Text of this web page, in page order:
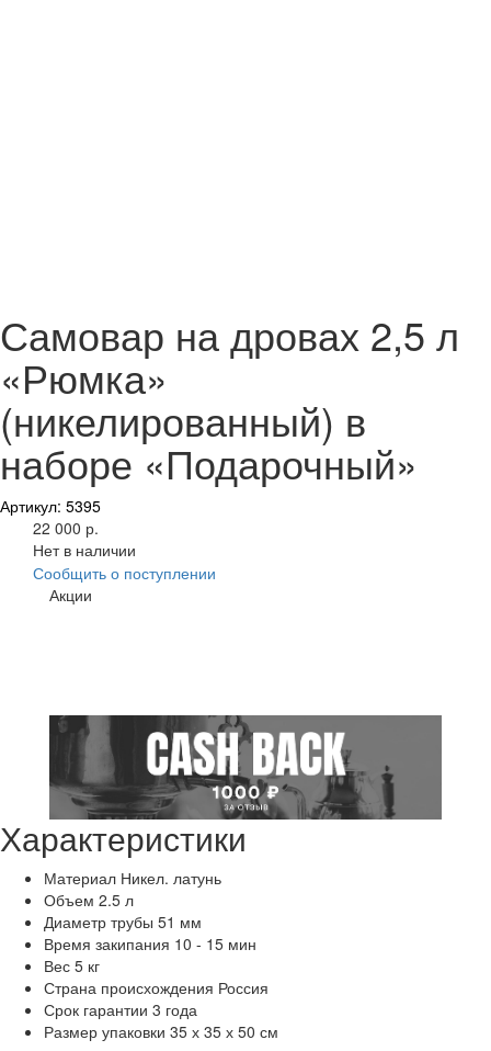
Самовар на дровах 2,5 л
«Рюмка»
(никелированный) в
наборе «Подарочный»
Артикул: 5395
22 000 р.
Нет в наличии
Сообщить о поступлении
Акции
Характеристики
Материал Никел. латунь
Объем 2.5 л
Диаметр трубы 51 мм
Время закипания 10 - 15 мин
Вес 5 кг
Страна происхождения Россия
Срок гарантии 3 года
Размер упаковки 35 х 35 х 50 см